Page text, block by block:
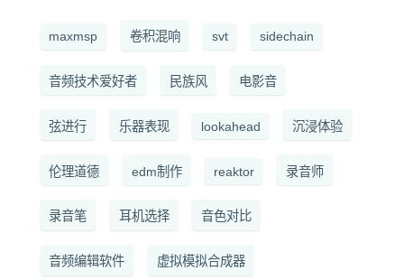
maxmsp 卷积混响 svt sidechain
音频技术爱好者 民族风 电影音
弦进行 乐器表现 lookahead 沉浸体验
伦理道德 edm制作 reaktor 录音师
录音笔 耳机选择 音色对比
音频编辑软件 虚拟模拟合成器